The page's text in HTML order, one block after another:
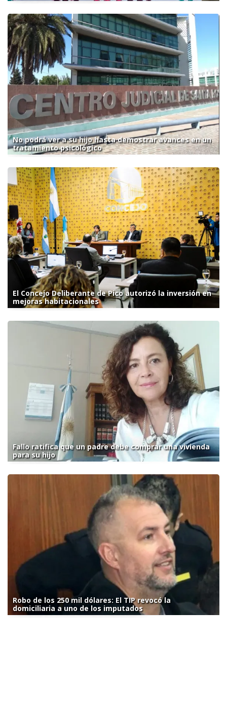
No podrá ver a su hijo hasta demostrar avances en un
tratamiento psicológico
El Concejo Deliberante de Pico autorizó la inversión en
mejoras habitacionales
Fallo ratifica que un padre debe comprar una vivienda
para su hijo
Robo de los 250 mil dólares: El TIP revocó la
domiciliaria a uno de los imputados